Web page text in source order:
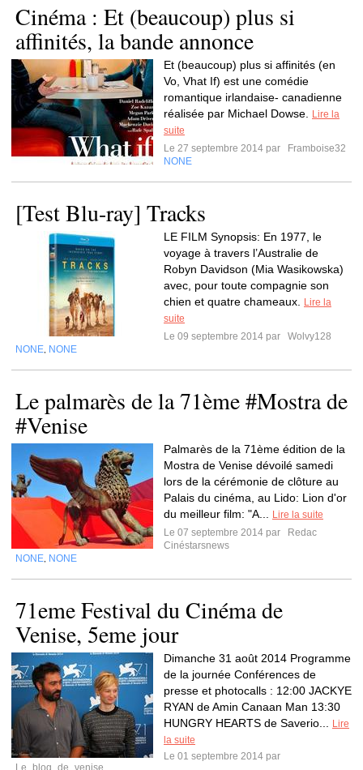
Cinéma : Et (beaucoup) plus si
affinités, la bande annonce
Et (beaucoup) plus si affinités (en
Vo, Vhat If) est une comédie
romantique irlandaise- canadienne
réalisée par Michael Dowse.
Lire la
suite
Le 27 septembre 2014 par
Framboise32
NONE
[Test Blu-ray] Tracks
LE FILM Synopsis: En 1977, le
voyage à travers l’Australie de
Robyn Davidson (Mia Wasikowska)
avec, pour toute compagnie son
chien et quatre chameaux.
Lire la
suite
Le 09 septembre 2014 par
Wolvy128
NONE NONE
Le palmarès de la 71ème #Mostra de
#Venise
Palmarès de la 71ème édition de la
Mostra de Venise dévoilé samedi
lors de la cérémonie de clôture au
Palais du cinéma, au Lido: Lion d'or
du meilleur film: "A...
Lire la suite
Le 07 septembre 2014 par
Redac
Cinéstarsnews
NONE NONE
71eme Festival du Cinéma de
Venise, 5eme jour
Dimanche 31 août 2014 Programme
de la journée Conférences de
presse et photocalls : 12:00 JACKYE
RYAN de Amin Canaan Man 13:30
HUNGRY HEARTS de Saverio...
Lire
la suite
Le 01 septembre 2014 par
Le_blog_de_venise